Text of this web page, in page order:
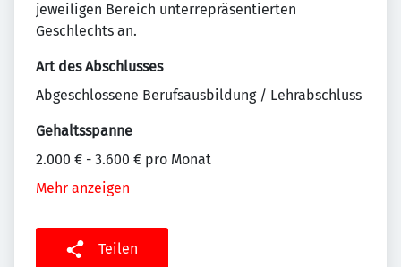
jeweiligen Bereich unterrepräsentierten
Geschlechts an.
Art des Abschlusses
Abgeschlossene Berufsausbildung / Lehrabschluss
Gehaltsspanne
2.000 € - 3.600 € pro Monat
Mehr anzeigen
Teilen